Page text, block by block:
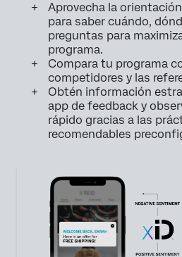
Aprovecha la
para saber cuándo,
preguntas para
programa.
Compara tu programa
competidores y las
Obtén información
app de feedback y
rápido gracias a las
recomendables